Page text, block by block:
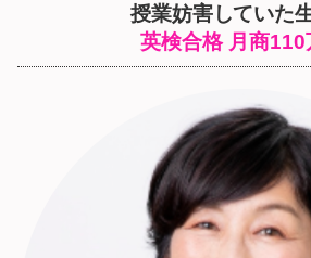
授業妨害していた
英検合格 月商110